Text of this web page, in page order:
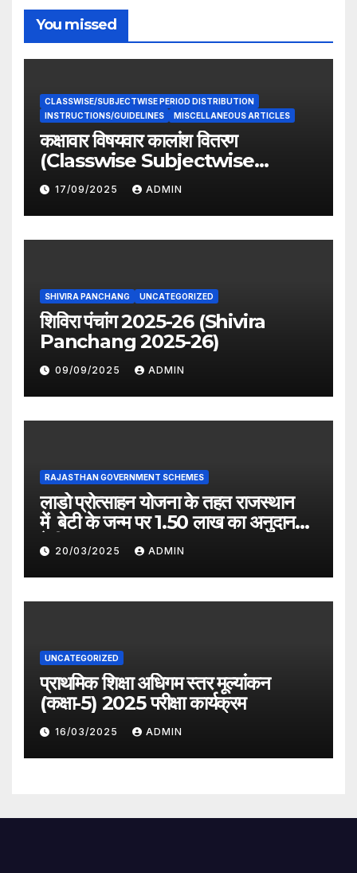
You missed
CLASSWISE/SUBJECTWISE PERIOD DISTRIBUTION
INSTRUCTIONS/GUIDELINES
MISCELLANEOUS ARTICLES
कक्षावार विषयवार कालांश वितरण
(Classwise Subjectwise
period distribution)
17/09/2025 ADMIN
SHIVIRA PANCHANG UNCATEGORIZED
शिविरा पंचांग 2025-26 (Shivira
Panchang 2025-26)
09/09/2025 ADMIN
RAJASTHAN GOVERNMENT SCHEMES
लाडो प्रोत्साहन योजना के तहत राजस्थान
में बेटी के जन्म पर 1.50 लाख का अनुदान
देगी सरकार
20/03/2025 ADMIN
UNCATEGORIZED
प्राथमिक शिक्षा अधिगम स्तर मूल्यांकन
(कक्षा-5) 2025 परीक्षा कार्यक्रम
16/03/2025 ADMIN